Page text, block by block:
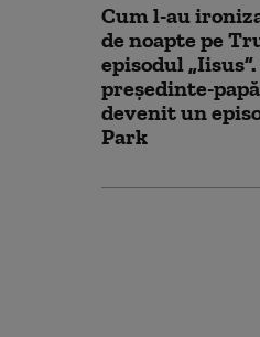
Cum l-au
de noapte pe
episodul
președinte-
devenit un
Park